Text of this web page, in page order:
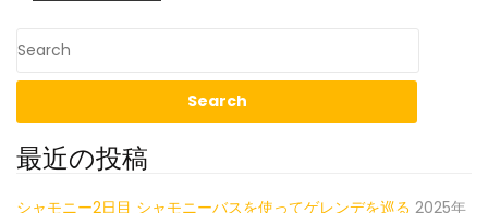
最近の投稿
シャモニー2日目 シャモニーバスを使ってゲレンデを巡る 2025年